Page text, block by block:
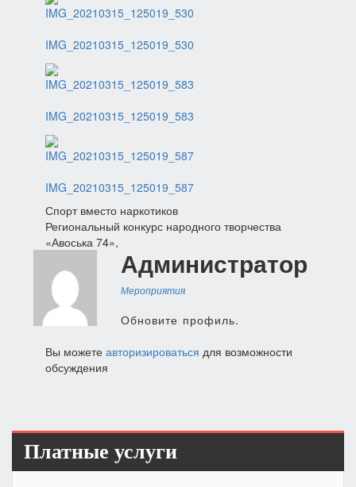
IMG_20210315_125019_530
IMG_20210315_125019_583
IMG_20210315_125019_587
Навигация
по
записям
Спорт вместо наркотиков
Региональный конкурс народного творчества
«Авоська 74»,
Администратор
Мероприятия
Обновите профиль.
Вы можете авторизироваться для возможности
обсуждения
Платные услуги